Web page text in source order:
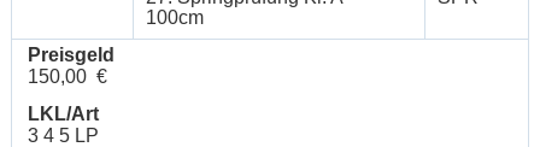
100cm
Preisgeld
150,00 €
LKL/Art
3 4 5 LP